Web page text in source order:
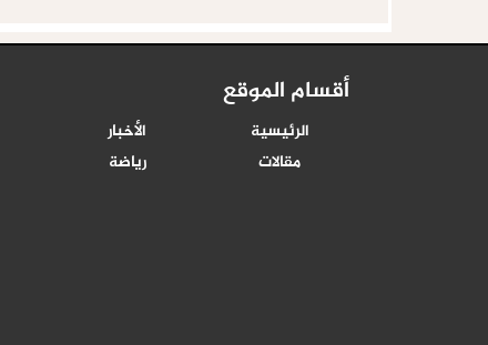
أقسام الموقع
الرئيسية الأخبار
مقالات
رياضة